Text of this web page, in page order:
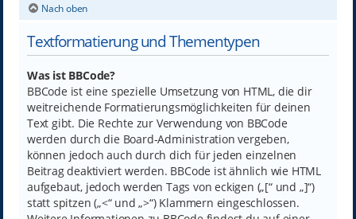
Nach oben
Textformatierung und Thementypen
Was ist BBCode?
BBCode ist eine spezielle Umsetzung von HTML, die dir
weitreichende Formatierungsmöglichkeiten für deinen
Text gibt. Die Rechte zur Verwendung von BBCode
werden durch die Board-Administration vergeben,
können jedoch auch durch dich für jeden einzelnen
Beitrag deaktiviert werden. BBCode ist ähnlich wie HTML
aufgebaut, jedoch werden Tags von eckigen („[“ und „]“)
statt spitzen („<“ und „>“) Klammern eingeschlossen.